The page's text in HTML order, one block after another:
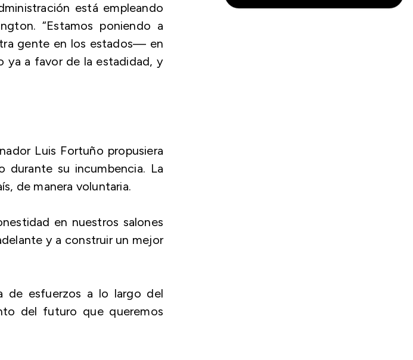
está empleando
“Estamos poniendo a
gente en los estados— en
ya a favor de la estadidad, y
Luis Fortuño propusiera
durante su incumbencia. La
de manera voluntaria.
en nuestros salones
y a construir un mejor
de esfuerzos a lo largo del
del futuro que queremos